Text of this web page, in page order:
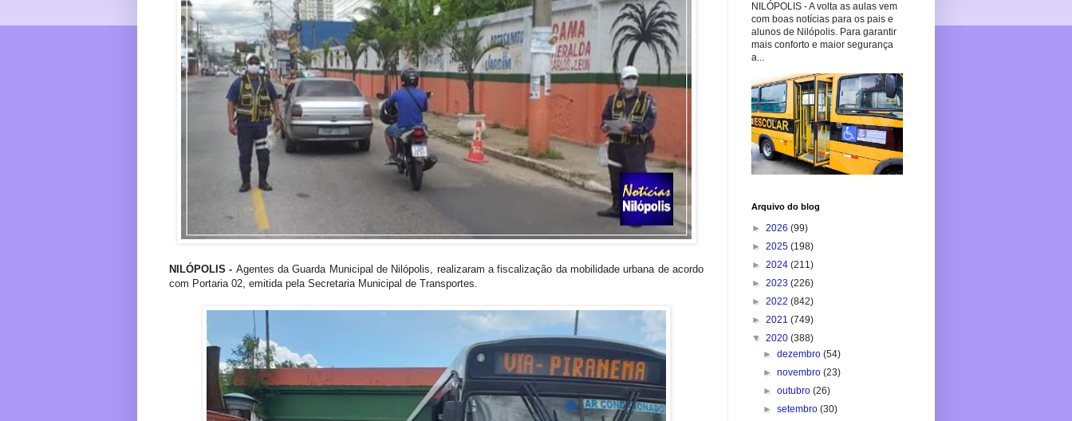
NILÓPOLIS - Agentes da Guarda Municipal de Nilópolis, realizaram a fiscalização da mobilidade urbana de acordo
com Portaria 02, emitida pela Secretaria Municipal de Transportes.
NILÓPOLIS - A volta as aulas vem
com boas notícias para os pais e
alunos de Nilópolis. Para garantir
mais conforto e maior segurança
a...
Arquivo do blog
► 2026 (99)
► 2025 (198)
► 2024 (211)
► 2023 (226)
► 2022 (842)
► 2021 (749)
▼ 2020 (388)
►dezembro(54)
►novembro(23)
►outubro(26)
►setembro(30)